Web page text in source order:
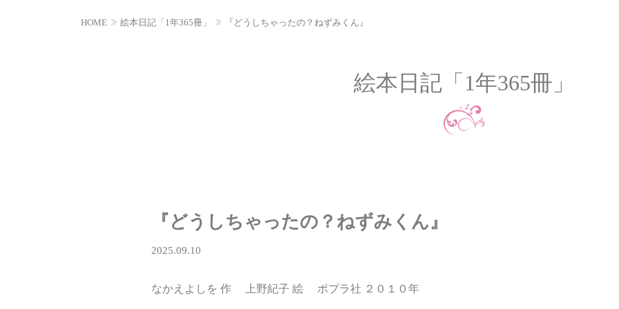
HOME 絵本日記「1年365冊」 『どうしちゃったの？ねずみくん』
絵本日記「1年365冊」
『どうしちゃったの？ねずみくん』
2025.09.10
なかえよしを 作 上野紀子 絵 ポプラ社 ２０１０年